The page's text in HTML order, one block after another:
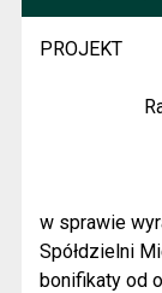
PROJEKT
w sprawie
Spółdzielni
bonifikaty od